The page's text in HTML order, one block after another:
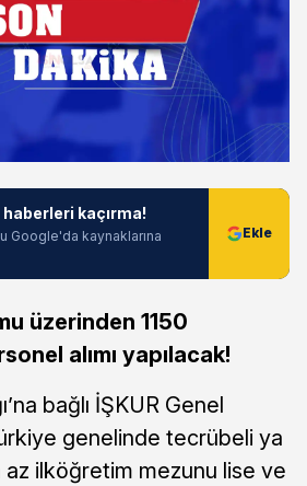
kaçırma!
Google'da kaynaklarına
üzerinden 1150
alımı yapılacak!
bağlı İŞKUR Genel
genelinde tecrübeli ya
ilköğretim mezunu lise ve